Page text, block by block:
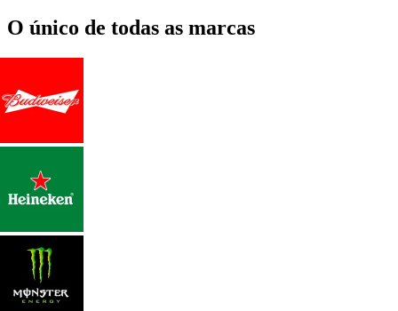
O único de todas as marcas